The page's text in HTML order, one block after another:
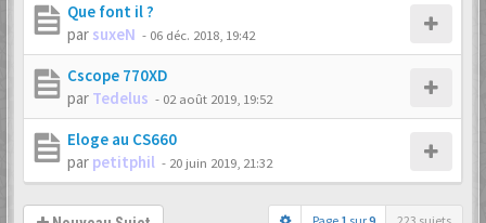
Que font il ?
par suxeN - 06 déc. 2018, 19:42
Cscope 770XD
par Tedelus - 02 août 2019, 19:52
Eloge au CS660
par petitphil - 20 juin 2019, 21:32